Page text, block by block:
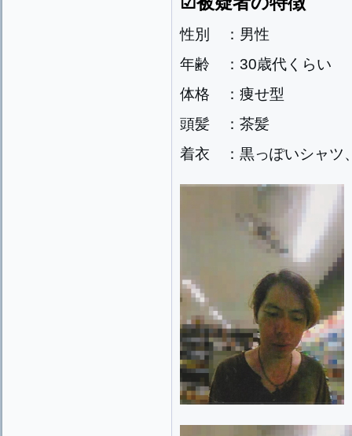
性別 ：男性
年齢 ：30歳代くらい
体格 ：痩せ型
頭髪 ：茶髪
着衣 ：黒っぽいシャツ